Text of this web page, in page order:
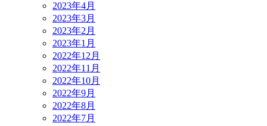
2023年4月
2023年3月
2023年2月
2023年1月
2022年12月
2022年11月
2022年10月
2022年9月
2022年8月
2022年7月